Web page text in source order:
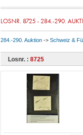
LOSNR. 8725 - 284.-290.
284.-290. Auktion -> Schweiz &
Losnr. : 8725